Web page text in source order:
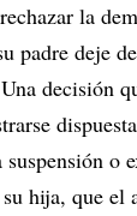
la
padre deje
decisión
suspensión o
hija, que el